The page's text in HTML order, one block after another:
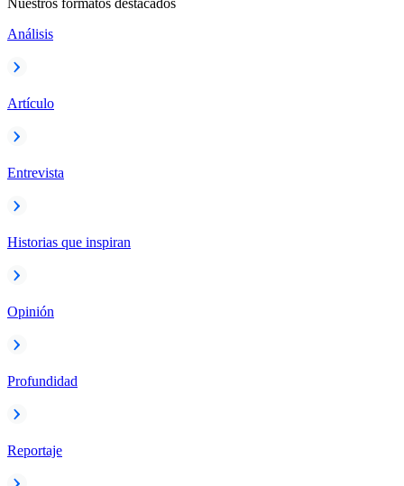
Nuestros formatos destacados
Análisis
Artículo
Entrevista
Historias que inspiran
Opinión
Profundidad
Reportaje